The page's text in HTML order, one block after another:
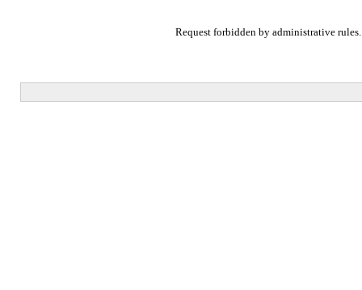
Request forbidden by administrative rules.